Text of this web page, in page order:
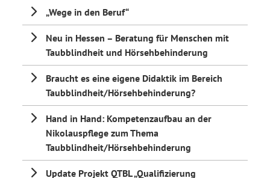
„Wege in den Beruf“
Neu in Hessen – Beratung für Menschen mit
Taubblindheit und Hörsehbehinderung
Braucht es eine eigene Didaktik im Bereich
Taubblindheit/Hörsehbehinderung?
Hand in Hand: Kompetenzaufbau an der
Nikolauspflege zum Thema
Taubblindheit/Hörsehbehinderung
Update Projekt QTBL „Qualifizierung